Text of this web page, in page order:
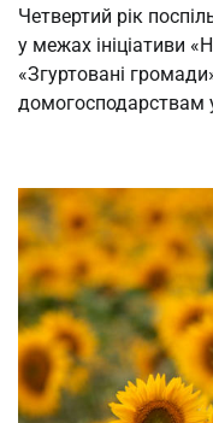
Четвертий рік
у межах ініціативи
«Згуртовані
домогосподарствам